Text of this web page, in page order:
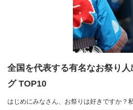
全国を代表する有名なお祭り
グ TOP10
はじめにみなさん、お祭りは好きですか？